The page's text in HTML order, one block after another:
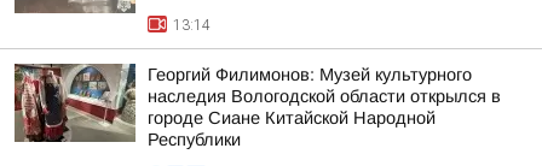
13:14
Георгий Филимонов: Музей культурного
наследия Вологодской области открылся в
городе Сиане Китайской Народной
Республики